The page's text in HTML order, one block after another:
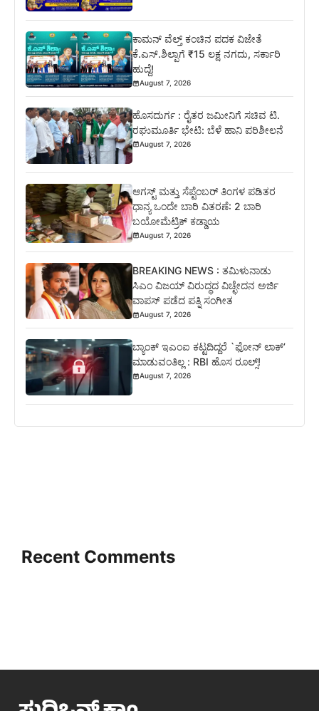
ಕಾಮನ್ ವೆಲ್ತ್ ಕಂಚಿನ ಪದಕ ವಿಜೇತೆ
ಕೆ.ಎಸ್.ಶಿಲ್ಪಾಗೆ ₹15 ಲಕ್ಷ ನಗದು, ಸರ್ಕಾರಿ
ಹುದ್ದೆ!
August 7, 2026
ಹೊಸದುರ್ಗ : ರೈತರ ಜಮೀನಿಗೆ ಸಚಿವ ಟಿ.
ರಘುಮೂರ್ತಿ ಭೇಟಿ: ಬೆಳೆ ಹಾನಿ ಪರಿಶೀಲನೆ
August 7, 2026
ಆಗಸ್ಟ್ ಮತ್ತು ಸೆಪ್ಟೆಂಬರ್ ತಿಂಗಳ ಪಡಿತರ
ಧಾನ್ಯ ಒಂದೇ ಬಾರಿ ವಿತರಣೆ: 2 ಬಾರಿ
ಬಯೋಮೆಟ್ರಿಕ್ ಕಡ್ಡಾಯ
August 7, 2026
BREAKING NEWS : ತಮಿಳುನಾಡು
ಸಿಎಂ ವಿಜಯ್ ವಿರುದ್ಧದ ವಿಚ್ಛೇದನ ಅರ್ಜಿ
ವಾಪಸ್ ಪಡೆದ ಪತ್ನಿ ಸಂಗೀತ
August 7, 2026
ಬ್ಯಾಂಕ್ ಇಎಂಐ ಕಟ್ಟದಿದ್ದರೆ `ಫೋನ್ ಲಾಕ್’
ಮಾಡುವಂತಿಲ್ಲ : RBI ಹೊಸ ರೂಲ್ಸ್!
August 7, 2026
Recent Comments